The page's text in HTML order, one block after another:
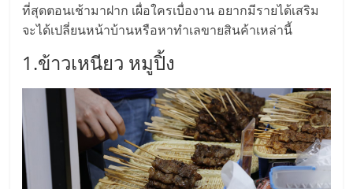
ไชส์,
ที่
ปรึกษา
แฟ
ที่สุดตอนเช้ามาฝาก เผื่อใครเบื่องาน อยากมีรายได้เสริม
จะได้เปลี่ยนหน้าบ้านหรือหาทำเลขายสินค้าเหล่านี้
1.ข้าวเหนียว หมูปิ้ง